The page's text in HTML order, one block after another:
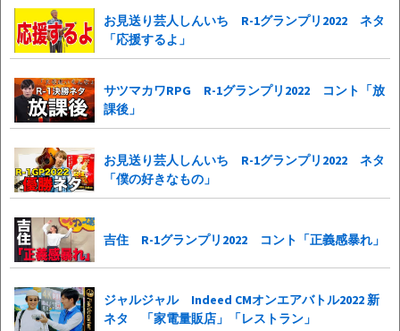
お見送り芸人しんいち R-1グランプリ2022 ネタ
「応援するよ」
サツマカワRPG R-1グランプリ2022 コント「放
課後」
お見送り芸人しんいち R-1グランプリ2022 ネタ
「僕の好きなもの」
吉住 R-1グランプリ2022 コント「正義感暴れ」
ジャルジャル Indeed CMオンエアバトル2022 新
ネタ 「家電量販店」「レストラン」